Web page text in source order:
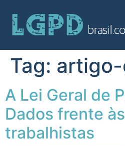
Tag:
A Lei Geral de
Dados frente
trabalhistas